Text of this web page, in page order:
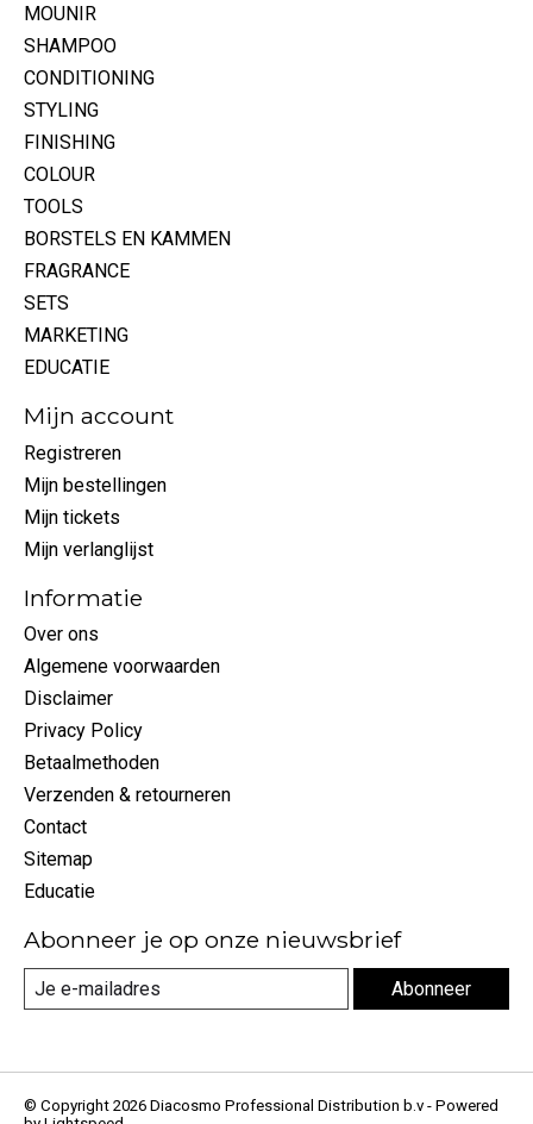
MOUNIR
SHAMPOO
CONDITIONING
STYLING
FINISHING
COLOUR
TOOLS
BORSTELS EN KAMMEN
FRAGRANCE
SETS
MARKETING
EDUCATIE
Mijn account
Registreren
Mijn bestellingen
Mijn tickets
Mijn verlanglijst
Informatie
Over ons
Algemene voorwaarden
Disclaimer
Privacy Policy
Betaalmethoden
Verzenden & retourneren
Contact
Sitemap
Educatie
Abonneer je op onze nieuwsbrief
Abonneer
© Copyright 2026 Diacosmo Professional Distribution b.v - Powered